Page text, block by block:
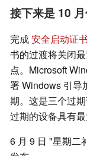
接下来是 10
完成安全启动证
书的过渡将关闭
点。Microsoft
署 Windows 引导
期。这是三个过
过期的设备具有
6 月 9 日 "星期二